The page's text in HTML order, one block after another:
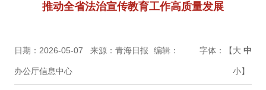
推动全省法治宣传教育工作高质量发展
日期：2026-05-07 来源：青海日报 编辑：
办公厅信息中心
字体：【大 中
小】